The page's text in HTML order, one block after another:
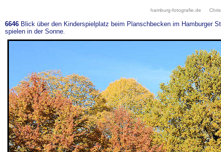
hamburg-fotografie.de
6646 Blick über den Kinderspielplatz beim Planschbecken im Hamburger
spielen in der Sonne.